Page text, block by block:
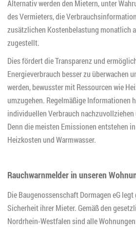
Alternativ werden den Mietern, unter
des Vermieters, die
zusätzlichen Kostenbelastung monatlich
zugestellt.
Dies fördert die Transparenz und
Energieverbrauch besser zu überwachen
werden, bewusster mit Ressourcen wie
umzugehen. Regelmäßige Informationen
individuellen Verbrauch
Denn die meisten Emissionen entstehen
Heizkosten und Warmwasser.
Rauchwarnmelder in unseren
Die Baugenossenschaft Dormagen eG
Sicherheit ihrer Mieter. Gemäß den
Nordrhein-Westfalen sind alle